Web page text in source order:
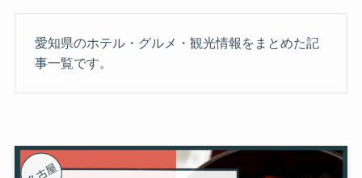
愛知県のホテル・グルメ・観光情報をまとめた記
事一覧です。